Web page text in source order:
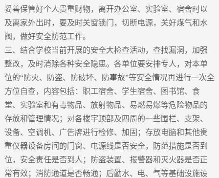
妥善保管好个人贵重财物，离开办公室、实验室、宿舍时以
及离家外出时，要及时关窗锁门，切断电源，关好煤气和水
阀，做好安全防范工作。
三、结合学校当前开展的安全大检查活动，查找漏洞，加强
整改，及时消除各种安全隐患。各单位要安排专人，对本单
位的“防火、防盗、防破坏、防事故”等安全情况再进行一次全
方位自查，内容包括：职工宿舍、学生宿舍、图书馆、食
堂、实验室和有毒物品、放射物品、易燃易爆等危险物品的
存放和管理情况；对各楼宇顶部及四周的一些围栏、支架、
设备、空调机、广告牌进行检修、加固；存放电脑和其他贵
重仪器设备房间的门窗、电源线是否安全，防范措施是否到
位，安全责任是否到人；防盗装置、报警器和灭火器是否正
常有效；消防通道是否畅通；后勤水、电、气等基础设施设